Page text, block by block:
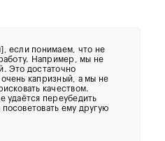
если понимаем, что не
работу. Например, мы не
Это достаточно
капризный, а мы не
качеством.
удаётся переубедить
ему другую